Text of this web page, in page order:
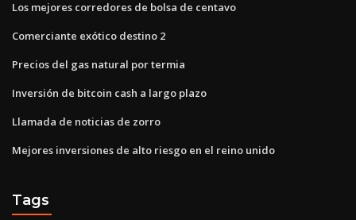
Los mejores corredores de bolsa de centavo
Comerciante exótico destino 2
Precios del gas natural por termia
Inversión de bitcoin cash a largo plazo
Llamada de noticias de zorro
Mejores inversiones de alto riesgo en el reino unido
Tags